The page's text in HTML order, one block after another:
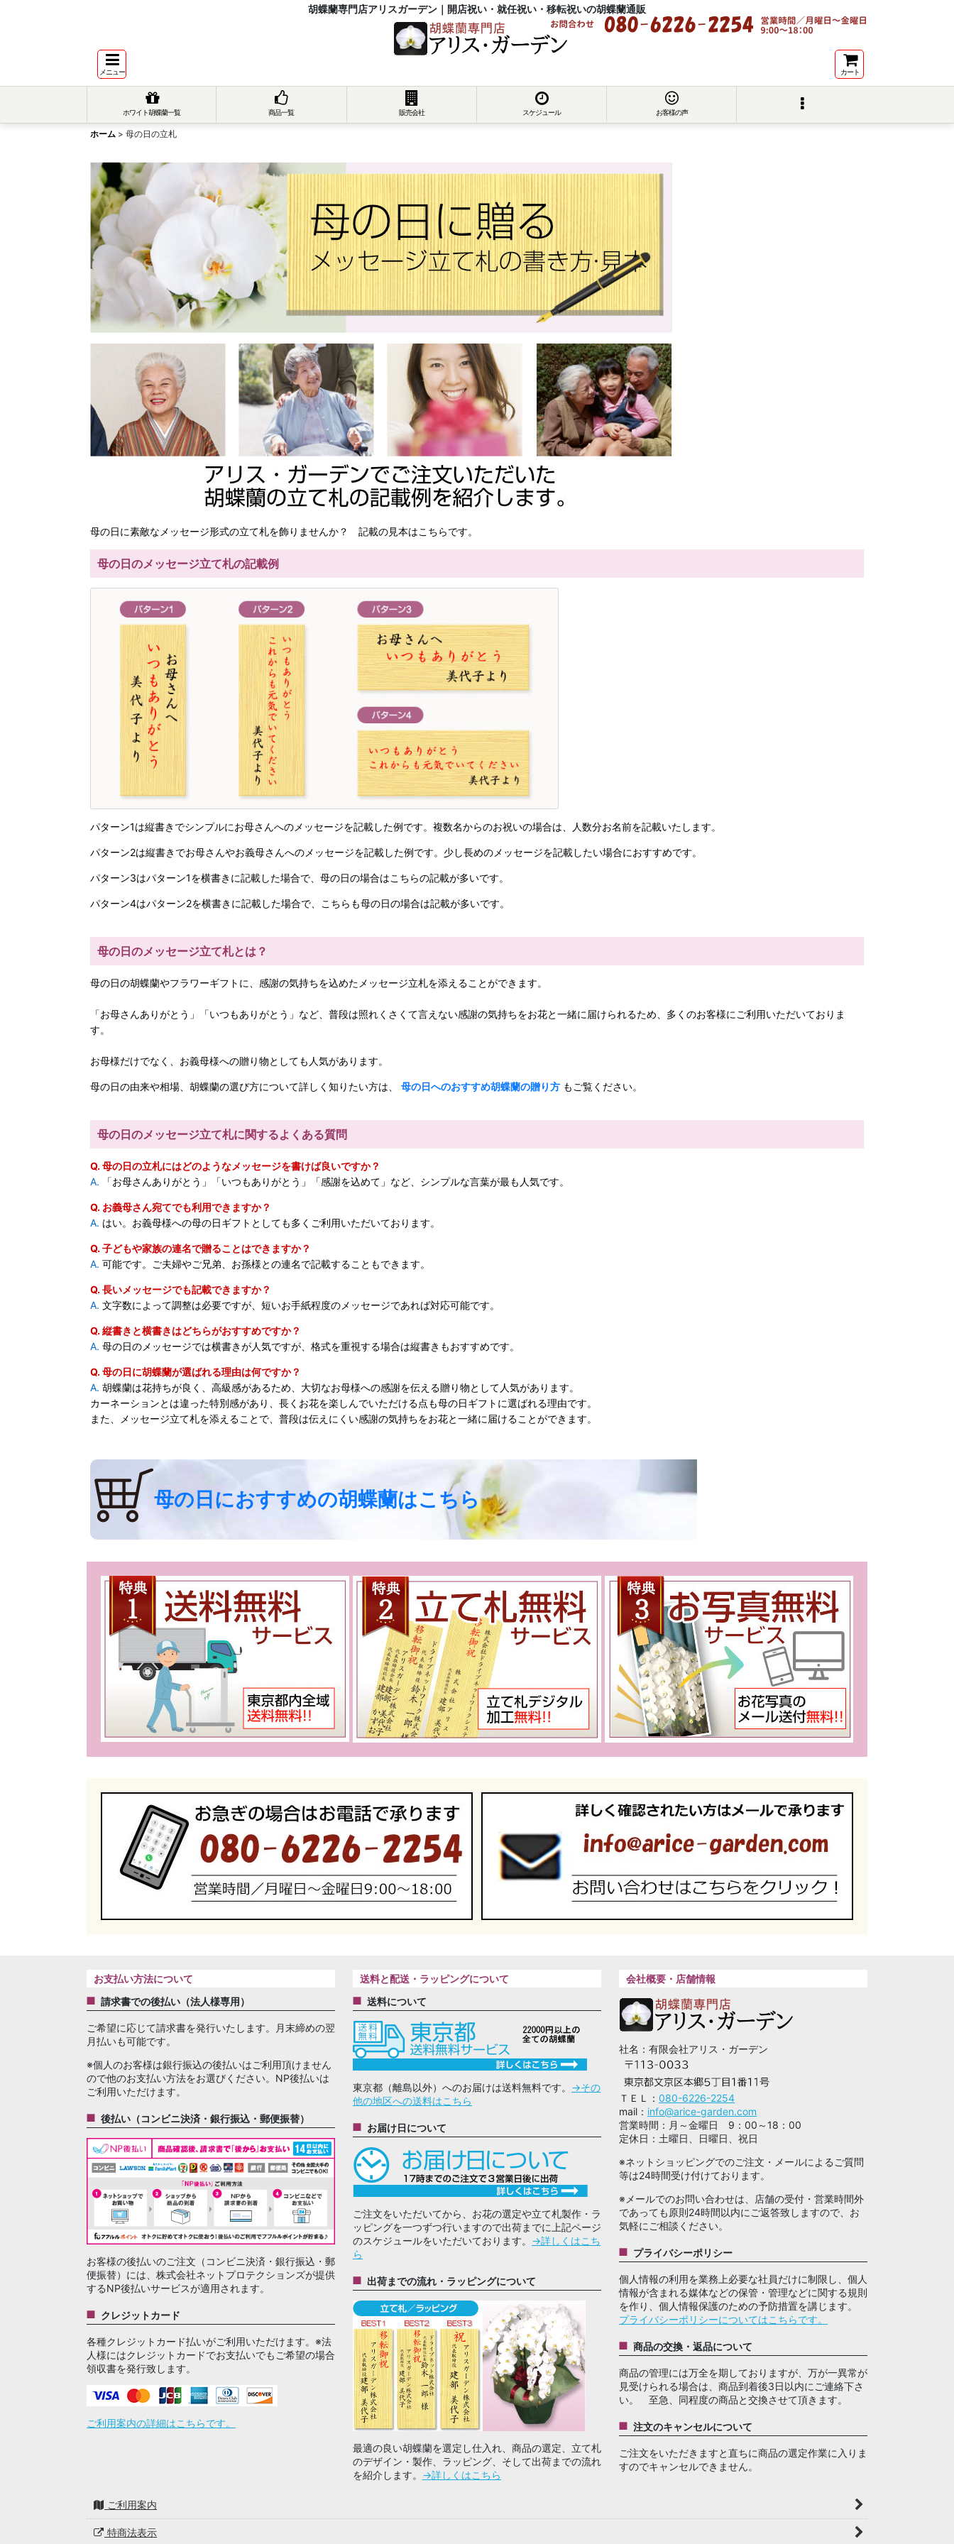
胡蝶蘭専門店アリスガーデン｜開店祝い・就任祝い・移転祝いの胡蝶蘭通販
メニュー カート
ホワイト胡蝶蘭一覧 商品一覧 販売会社 スケジュール お客様の声
ホーム > 母の日の立札
母の日に素敵なメッセージ形式の立て札を飾りませんか？ 記載の見本はこちらです。
母の日のメッセージ立て札の記載例
パターン1は縦書きでシンプルにお母さんへのメッセージを記載した例です。複数名からのお祝いの場合は、人数分お名前を記載いたします。
パターン2は縦書きでお母さんやお義母さんへのメッセージを記載した例です。少し長めのメッセージを記載したい場合におすすめです。
パターン3はパターン1を横書きに記載した場合で、母の日の場合はこちらの記載が多いです。
パターン4はパターン2を横書きに記載した場合で、こちらも母の日の場合は記載が多いです。
母の日のメッセージ立て札とは？
母の日の胡蝶蘭やフラワーギフトに、感謝の気持ちを込めたメッセージ立札を添えることができます。
「お母さんありがとう」「いつもありがとう」など、普段は照れくさくて言えない感謝の気持ちをお花と一緒に届けられるため、多くのお客様にご利用いただいておりま
す。
お母様だけでなく、お義母様への贈り物としても人気があります。
母の日の由来や相場、胡蝶蘭の選び方について詳しく知りたい方は、 母の日へのおすすめ胡蝶蘭の贈り方 もご覧ください。
母の日のメッセージ立て札に関するよくある質問
Q. 母の日の立札にはどのようなメッセージを書けば良いですか？
A. 「お母さんありがとう」「いつもありがとう」「感謝を込めて」など、シンプルな言葉が最も人気です。
Q. お義母さん宛てでも利用できますか？
A. はい。お義母様への母の日ギフトとしても多くご利用いただいております。
Q. 子どもや家族の連名で贈ることはできますか？
A. 可能です。ご夫婦やご兄弟、お孫様との連名で記載することもできます。
Q. 長いメッセージでも記載できますか？
A. 文字数によって調整は必要ですが、短いお手紙程度のメッセージであれば対応可能です。
Q. 縦書きと横書きはどちらがおすすめですか？
A. 母の日のメッセージでは横書きが人気ですが、格式を重視する場合は縦書きもおすすめです。
Q. 母の日に胡蝶蘭が選ばれる理由は何ですか？
A. 胡蝶蘭は花持ちが良く、高級感があるため、大切なお母様への感謝を伝える贈り物として人気があります。
カーネーションとは違った特別感があり、長くお花を楽しんでいただける点も母の日ギフトに選ばれる理由です。
また、メッセージ立て札を添えることで、普段は伝えにくい感謝の気持ちをお花と一緒に届けることができます。
母の日におすすめの胡蝶蘭はこちら
お支払い方法について
請求書での後払い（法人様専用）
ご希望に応じて請求書を発行いたします。月末締めの翌
月払いも可能です。
※個人のお客様は銀行振込の後払いはご利用頂けません
ので他のお支払い方法をお選びください。NP後払いは
ご利用いただけます。
後払い（コンビニ決済・銀行振込・郵便振替）
お客様の後払いのご注文（コンビニ決済・銀行振込・郵
便振替）には、株式会社ネットプロテクションズが提供
するNP後払いサービスが適用されます。
クレジットカード
各種クレジットカード払いがご利用いただけます。※法
人様にはクレジットカードでお支払いでもご希望の場合
領収書を発行致します。
ご利用案内の詳細はこちらです。
送料と配送・ラッピングについて
送料について
東京都（離島以外）へのお届けは送料無料です。 →その
他の地区への送料はこちら
お届け日について
ご注文をいただいてから、お花の選定や立て札製作・ラ
ッピングを一つずつ行いますので出荷までに上記ページ
のスケジュールをいただいております。 →詳しくはこち
ら
出荷までの流れ・ラッピングについて
最適の良い胡蝶蘭を選定し仕入れ、商品の選定、立て札
のデザイン・製作、ラッピング、そして出荷までの流れ
を紹介します。 →詳しくはこちら
会社概要・店舗情報
社名：有限会社アリス・ガーデン
ＴＥＬ： 080-6226-2254
mail： info@arice-garden.com
営業時間：月～金曜日 9：00～18：00
定休日：土曜日、日曜日、祝日
※ネットショッピングでのご注文・メールによるご質問
等は24時間受け付けております。
※メールでのお問い合わせは、店舗の受付・営業時間外
であっても原則24時間以内にご返答致しますので、お
気軽にご相談ください。
プライバシーポリシー
個人情報の利用を業務上必要な社員だけに制限し、個人
情報が含まれる媒体などの保管・管理などに関する規則
を作り、個人情報保護のための予防措置を講じます。
プライバシーポリシーについてはこちらです。
商品の交換・返品について
商品の管理には万全を期しておりますが、万が一異常が
見受けられる場合は、商品到着後3日以内にご連絡下さ
い。 至急、同程度の商品と交換させて頂きます。
注文のキャンセルについて
ご注文をいただきますと直ちに商品の選定作業に入りま
すのでキャンセルできません。
ご利用案内
特商法表示